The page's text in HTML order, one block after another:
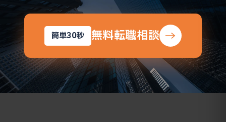
簡単30秒 無料転職相談